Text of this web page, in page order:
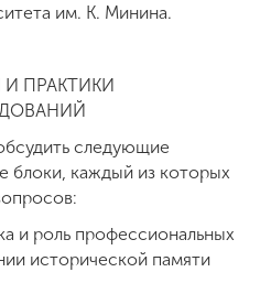
им. К. Минина.
И ПРАКТИКИ
следующие
блоки, каждый из которых
и роль профессиональных
исторической памяти